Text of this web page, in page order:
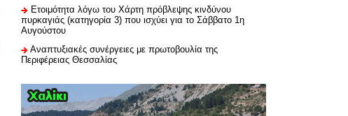
Ετοιμότητα λόγω του Χάρτη πρόβλεψης κινδύνου
πυρκαγιάς (κατηγορία 3) που ισχύει για το Σάββατο 1η
Αυγούστου
Αναπτυξιακές συνέργειες με πρωτοβουλία της
Περιφέρειας Θεσσαλίας